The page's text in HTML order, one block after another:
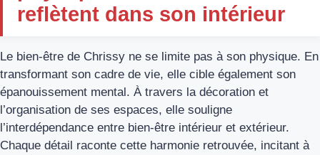
reflètent dans son intérieur
Le bien-être de Chrissy ne se limite pas à son physique. En
transformant son cadre de vie, elle cible également son
épanouissement mental. À travers la décoration et
l’organisation de ses espaces, elle souligne
l’interdépendance entre bien-être intérieur et extérieur.
Chaque détail raconte cette harmonie retrouvée, incitant à